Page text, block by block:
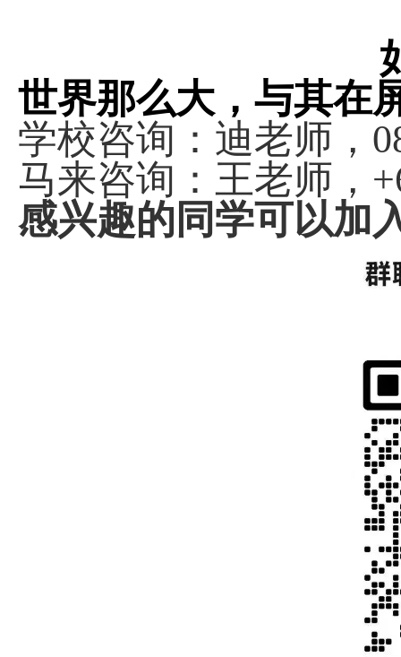
世界那么大，与其在
学校咨询：迪老师，
马来咨询：王老师，
感兴趣的同学可以加